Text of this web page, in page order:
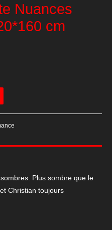
Nuances
cm
Plus sombre que le
Christian toujours